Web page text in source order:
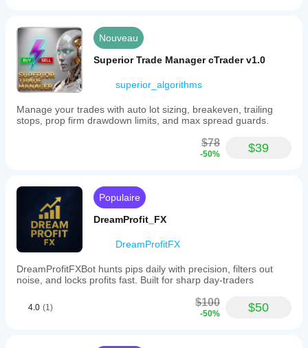
Nouveau
Superior Trade Manager cTrader v1.0
superior_algorithms
Manage your trades with auto lot sizing, breakeven, trailing
stops, prop firm drawdown limits, and max spread guards.
$78
-50% $39
Populaire
DreamProfit_FX
DreamProfitFX
DreamProfitFXBot hunts pips daily with precision, filters out
noise, and locks profits fast. Built for sharp day-traders
4.0 (1) $100
-50% $50